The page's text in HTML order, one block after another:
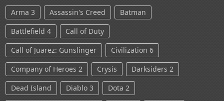
Arma 3 Assassin's Creed
Batman
Battlefield 4
Call of Duty
Call of Juarez: Gunslinger
Civilization 6
Company of Heroes 2
Crysis
Darksiders 2
Dead Island
Diablo 3
Dota 2